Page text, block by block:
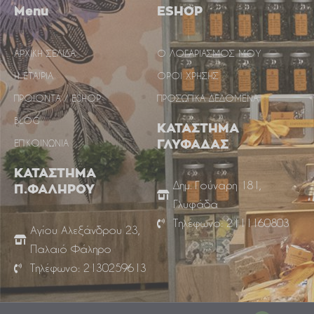
Menu
ΑΡΧΙΚΗ ΣΕΛΙΔΑ
Η ΕΤΑΙΡΙΑ
ΠΡΟΙΟΝΤΑ / ESHOP
BLOG
ΕΠΙΚΟΙΝΩΝΙΑ
ΚΑΤΑΣΤΗΜΑ
Π.ΦΑΛΗΡΟΥ
Αγίου Αλεξάνδρου 23,
Παλαιό Φάληρο
Τηλέφωνο: 2130259613
ESHOP
Ο ΛΟΓΑΡΙΑΣΜΟΣ ΜΟΥ
ΟΡΟΙ ΧΡΗΣΗΣ
ΠΡΟΣΩΠΙΚΑ ΔΕΔΟΜΕΝΑ
ΚΑΤΑΣΤΗΜΑ
ΓΛΥΦΑΔΑΣ
Δημ. Γούναρη 181,
Γλυφάδα
Τηλέφωνο: 2111160803